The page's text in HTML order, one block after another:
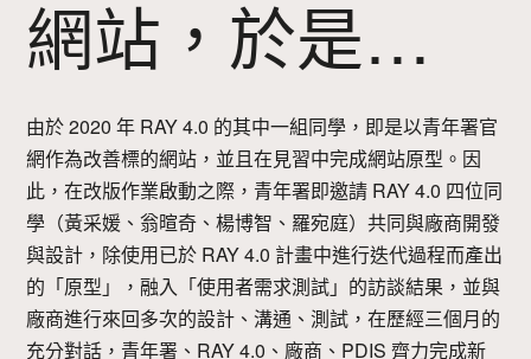
網站，於是…
由於 2020 年 RAY 4.0 的其中一組同學，即是以青年署官
網作為改善標的網站，並且在見習中完成網站原型。因
此，在改版作業啟動之際，青年署即邀請 RAY 4.0 四位同
學（黃采媛、翁暄奇、楊博智、羅宛庭）共同與廠商開發
與設計，除使用已於 RAY 4.0 計畫中進行迭代過程而產出
的「原型」，融入「使用者需求測試」的訪談結果，並與
廠商進行來回多次的設計、溝通、測試，在歷經三個月的
充分對話，青年署、RAY 4.0、廠商、PDIS 齊力完成新